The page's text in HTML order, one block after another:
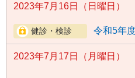
2023年7月16日（日曜日）
令和5年
2023年7月17日（月曜日）